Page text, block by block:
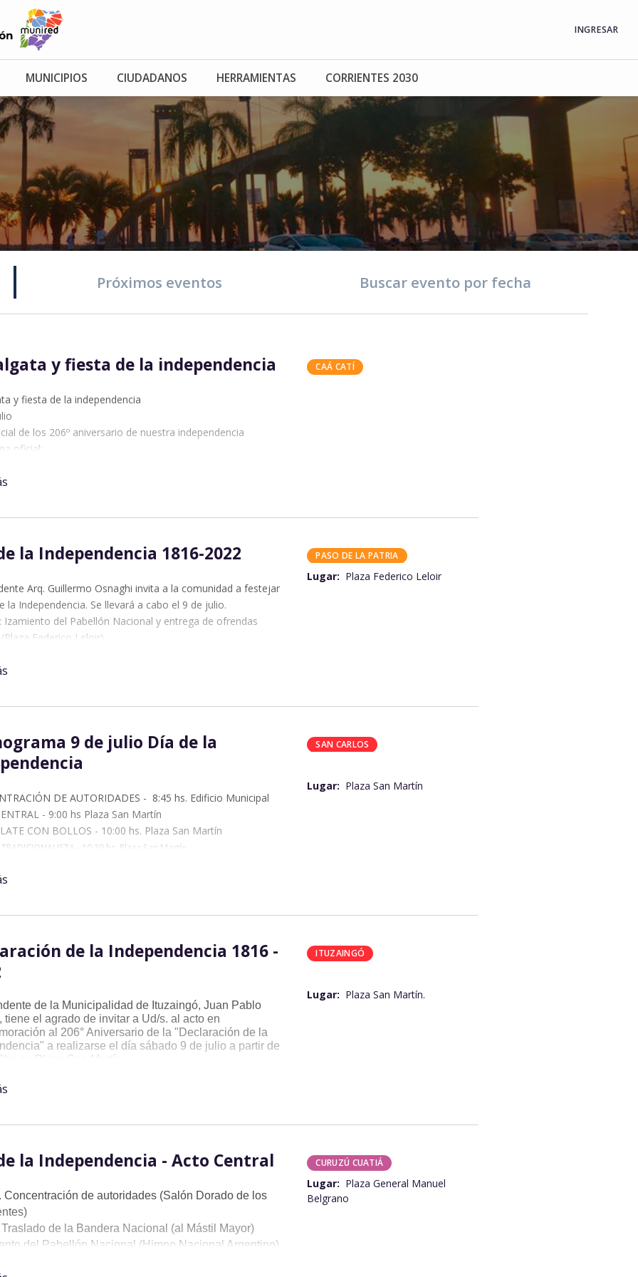
INGRESAR
MUNICIPIOS CIUDADANOS HERRAMIENTAS CORRIENTES 2030
Próximos eventos Buscar evento por fecha
y fiesta de la independencia CAÁ CATÍ
y fiesta de la independencia
de los 206º aniversario de nuestra independencia
oficial:
de la Independencia
Actividades Campestres y Juegos Tradicionales.
la Independencia 1816-2022 PASO DE LA PATRIA
Arq. Guillermo Osnaghi invita a la comunidad a festejar
la Independencia. Se llevará a cabo el 9 de julio.
Izamiento del Pabellón Nacional y entrega de ofrendas
Federico Leloir)
Lugar: Plaza Federico Leloir
9 de julio Día de la
SAN CARLOS
DE AUTORIDADES - 8:45 hs. Edificio Municipal
- 9:00 hs Plaza San Martín
CON BOLLOS - 10:00 hs. Plaza San Martín
TRADICIONALISTA - 10:30 hs. Plaza San Martín
"ÑANDE ROGA SAN CARLOS" – 17:00 hs. Polideportivo
Lugar: Plaza San Martín
de la Independencia 1816 -
ITUZAINGÓ
de la Municipalidad de Ituzaingó, Juan Pablo
tiene el agrado de invitar a Ud/s. al acto en
al 206° Aniversario de la "Declaración de la
a realizarse el día sábado 9 de julio a partir de
en Plaza San Martín.
Izamiento Pabellón Nacional - Plaza San Martín.
Solemne Te Deum - Parroquia San Juan Bautista.
Lugar: Plaza San Martín.
la Independencia - Acto Central CURUZÚ CUATIÁ
Concentración de autoridades (Salón Dorado de los
de la Bandera Nacional (al Mástil Mayor)
del Pabellón Nacional (Himno Nacional Argentino)
Lugar: Plaza General Manuel
Belgrano